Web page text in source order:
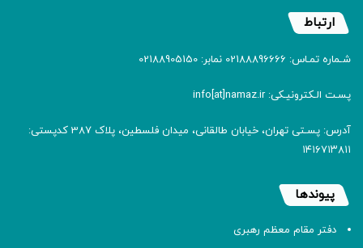
ارتباط
شـماره تمـاس: 02188896666 نمابر: 02188905150
پسـت الـکترونیـکی: info[at]namaz.ir
آدرس: پسـتی تهران، خیابان طالقانی، میدان فلسطین، پلاک 387 کدپستی:
۱۴۱۶۷۱۳۸۱۱
پیوندها
دفتر مقام معظم رهبری